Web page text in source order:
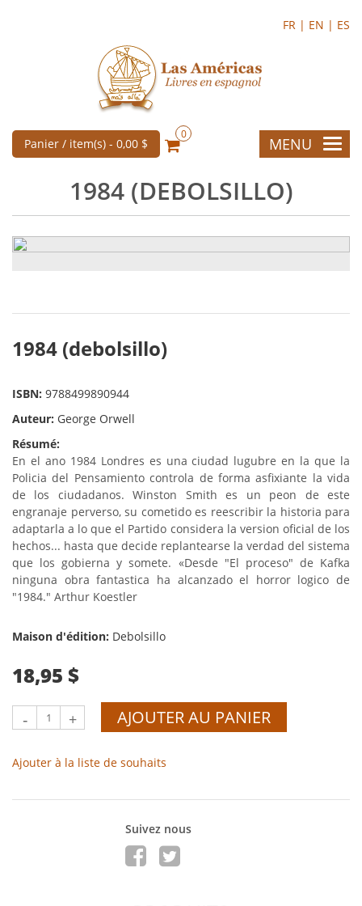
FR | EN | ES
Panier / item(s) - 0,00 $
0
MENU
1984 (DEBOLSILLO)
1984 (debolsillo)
ISBN: 9788499890944
Auteur: George Orwell
Résumé:
En el ano 1984 Londres es una ciudad lugubre en la que la
Policia del Pensamiento controla de forma asfixiante la vida
de los ciudadanos. Winston Smith es un peon de este
engranaje perverso, su cometido es reescribir la historia para
adaptarla a lo que el Partido considera la version oficial de los
hechos... hasta que decide replantearse la verdad del sistema
que los gobierna y somete. «Desde "El proceso" de Kafka
ninguna obra fantastica ha alcanzado el horror logico de
"1984." Arthur Koestler
Maison d'édition: Debolsillo
18,95 $
- + AJOUTER AU PANIER
Ajouter à la liste de souhaits
Suivez nous